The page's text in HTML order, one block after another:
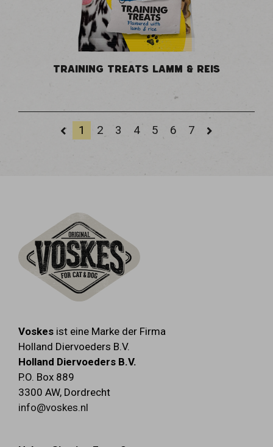
TRAINING TREATS LAMM & REIS
1 2 3 4 5 6 7
Voskes ist eine Marke der Firma
Holland Diervoeders B.V.
Holland Diervoeders B.V.
P.O. Box 889
3300 AW, Dordrecht
info@voskes.nl